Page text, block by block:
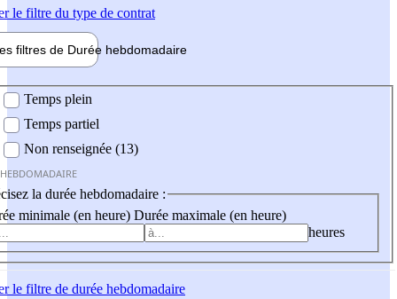
le filtre du type de contrat
filtres de Durée hebdomadaire
Temps plein
Temps partiel
Non renseignée (13)
la durée hebdomadaire :
minimale (en heure) Durée maximale (en heure)
heures
le filtre de durée hebdomadaire